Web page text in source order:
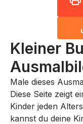
Kleiner
Male dieses
Diese Seite zeigt
Kinder jeden
kannst du deine